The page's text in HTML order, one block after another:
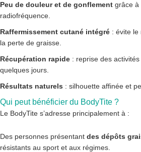
Peu de douleur et de gonflement grâce à
radiofréquence.
Raffermissement cutané intégré : évite le
la perte de graisse.
Récupération rapide : reprise des
quelques jours.
Résultats naturels : silhouette affinée et
Qui peut bénéficier du BodyTite ?
Le BodyTite s’adresse principalement à :
Des personnes présentant des dépôts
résistants au sport et aux régimes.